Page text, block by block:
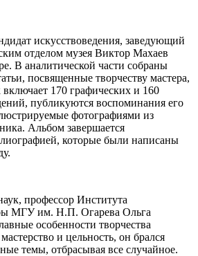
искусствоведения, заведующий
отделом музея Виктор Махаев
В аналитической части собраны
посвященные творчеству мастера,
170 графических и 160
публикуются воспоминания его
фотографиями из
Альбом завершается
которые были написаны
профессор Института
МГУ им. Н.П. Огарева Ольга
особенности творчества
и цельность, он брался
темы, отбрасывая все случайное.